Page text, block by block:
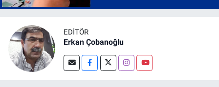
EDITÖR
Erkan Çobanoğlu